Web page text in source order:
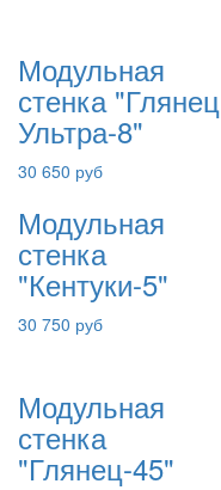
Модульная
стенка "Глянец
Ультра-8"
30 650 руб
Модульная
стенка
"Кентуки-5"
30 750 руб
Модульная
стенка
"Глянец-45"